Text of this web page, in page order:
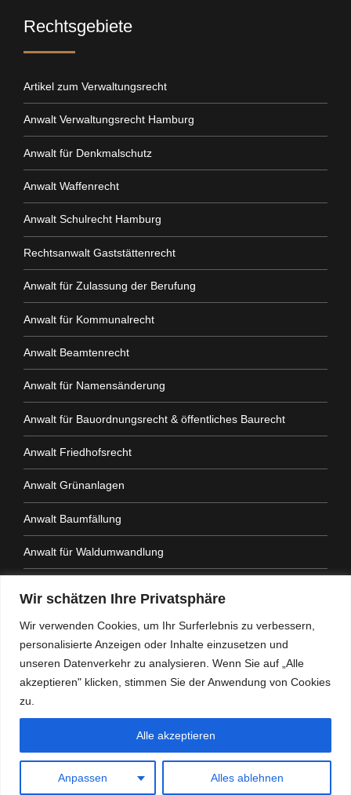
Wir schätzen Ihre Privatsphäre
Wir verwenden Cookies, um Ihr Surferlebnis zu verbessern,
personalisierte Anzeigen oder Inhalte einzusetzen und
unseren Datenverkehr zu analysieren. Wenn Sie auf „Alle
akzeptieren" klicken, stimmen Sie der Anwendung von Cookies
zu.
Anpassen Alles ablehnen
Alle akzeptieren
Rechtsgebiete
Artikel zum Verwaltungsrecht
Anwalt Verwaltungsrecht Hamburg
Anwalt für Denkmalschutz
Anwalt Waffenrecht
Anwalt Schulrecht Hamburg
Rechtsanwalt Gaststättenrecht
Anwalt für Zulassung der Berufung
Anwalt für Kommunalrecht
Anwalt Beamtenrecht
Anwalt für Namensänderung
Anwalt für Bauordnungsrecht & öffentliches Baurecht
Anwalt Friedhofsrecht
Anwalt Grünanlagen
Anwalt Baumfällung
Anwalt für Waldumwandlung
Anwalt Amtshaftung
Heidemann Partner - Kanzlei mit Schwerpunkt